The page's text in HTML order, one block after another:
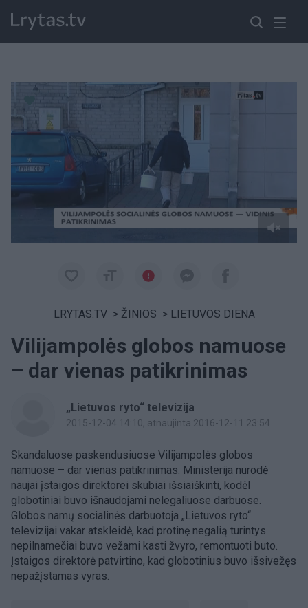
Paremkite Ukrainą
LRYTAS.TV > ŽINIOS > LIETUVOS DIENA
Vilijampolės globos namuose
– dar vienas patikrinimas
„Lietuvos ryto“ televizija
2015-12-04 14:10, atnaujinta 2016-12-11 23:54
Skandaluose paskendusiuose Vilijampolės globos
namuose – dar vienas patikrinimas. Ministerija nurodė
naujai įstaigos direktorei skubiai išsiaiškinti, kodėl
globotiniai buvo išnaudojami nelegaliuose darbuose.
Globos namų socialinės darbuotoja „Lietuvos ryto“
televizijai vakar atskleidė, kad protinę negalią turintys
nepilnamečiai buvo vežami kasti žvyro, remontuoti buto.
Įstaigos direktorė patvirtino, kad globotinius buvo išsivežęs
nepažįstamas vyras.